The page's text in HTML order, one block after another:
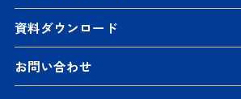
資料ダウンロード
お問い合わせ